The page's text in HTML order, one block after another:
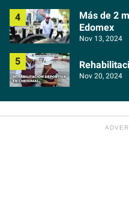
Más de 2
Edomex
Nov 13, 2024
Nov 20, 2024